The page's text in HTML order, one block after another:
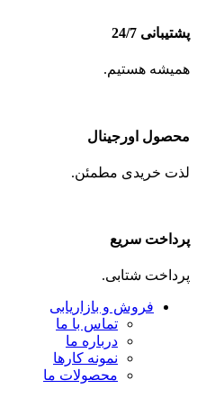
پشتیبانی 24/7
همیشه هستیم.
محصول اورجینال
لذت خریدی مطمئن.
پرداخت سریع
پرداخت شتابی.
فروش و بازاریابی
تماس با ما
درباره ما
نمونه کارها
محصولات ما